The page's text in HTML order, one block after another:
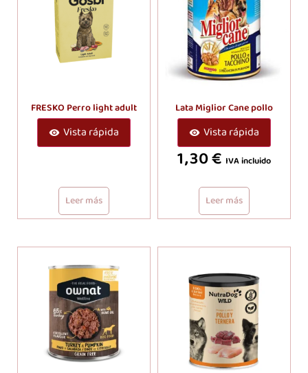
FRESKO Perro light adult
Vista rápida
Leer más
Lata Miglior Cane pollo
Vista rápida
1,30€ IVA incluido
Leer más